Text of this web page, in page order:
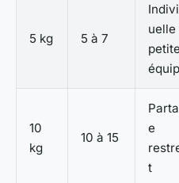
5 kg 5 à 7
uelle
petite
10
kg
10 à 15
e
t